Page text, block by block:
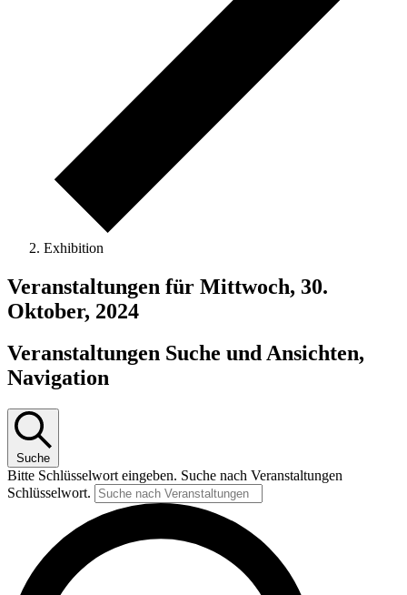
Exhibition
Veranstaltungen für Mittwoch, 30.
Oktober, 2024
Veranstaltungen Suche und Ansichten,
Navigation
Suche
Bitte Schlüsselwort eingeben. Suche nach Veranstaltungen
Schlüsselwort.